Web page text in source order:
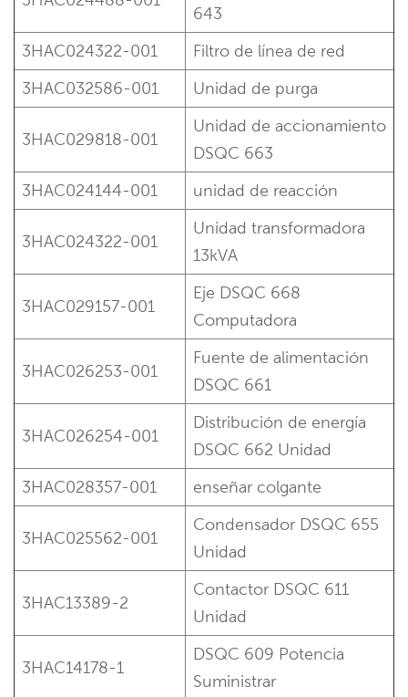
643
3HAC024322-001
Filtro de línea de red
3HAC032586-001
Unidad de purga
3HAC029818-001
Unidad de accionamiento
DSQC 663
3HAC024144-001
unidad de reacción
3HAC024322-001
Unidad transformadora
13kVA
3HAC029157-001
Eje DSQC 668
Computadora
3HAC026253-001
Fuente de alimentación
DSQC 661
3HAC026254-001
Distribución de energía
DSQC 662 Unidad
3HAC028357-001
enseñar colgante
3HAC025562-001
Condensador DSQC 655
Unidad
3HAC13389-2
Contactor DSQC 611
Unidad
3HAC14178-1
DSQC 609 Potencia
Suministrar